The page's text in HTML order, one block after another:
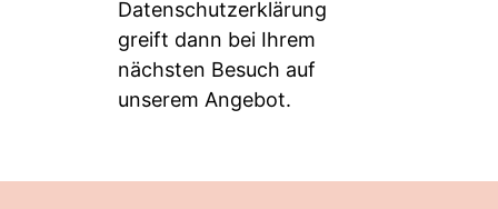
Datenschutzerklärung
greift dann bei Ihrem
nächsten Besuch auf
unserem Angebot.